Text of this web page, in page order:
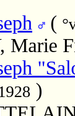
(
Marie
)